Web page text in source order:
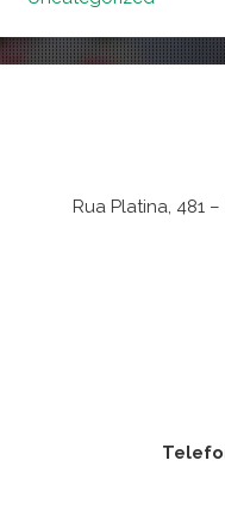
Rua Platina, 481